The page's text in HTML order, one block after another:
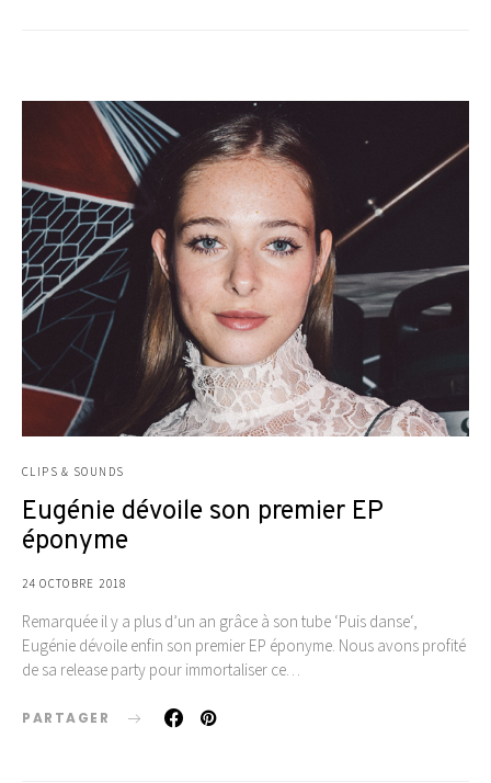
CLIPS & SOUNDS
Eugénie dévoile son premier EP
éponyme
24 OCTOBRE 2018
Remarquée il y a plus d’un an grâce à son tube ‘Puis danse‘,
Eugénie dévoile enfin son premier EP éponyme. Nous avons profité
de sa release party pour immortaliser ce…
PARTAGER